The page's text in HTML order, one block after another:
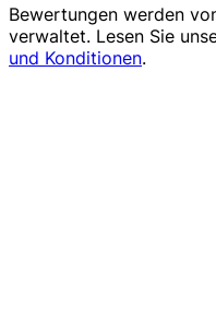
Bewertungen werden
verwaltet. Lesen Sie
und Konditionen.